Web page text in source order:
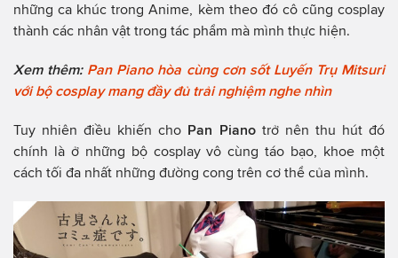
những ca khúc trong Anime, kèm theo đó cô cũng cosplay
thành các nhân vật trong tác phẩm mà mình thực hiện.
Xem thêm: Pan Piano hòa cùng cơn sốt Luyến Trụ Mitsuri
với bộ cosplay mang đầy đủ trải nghiệm nghe nhìn
Tuy nhiên điều khiến cho Pan Pianotrở nên thu hút đó
chính là ở những bộ cosplay vô cùng táo bạo, khoe một
cách tối đa nhất những đường cong trên cơ thể của mình.